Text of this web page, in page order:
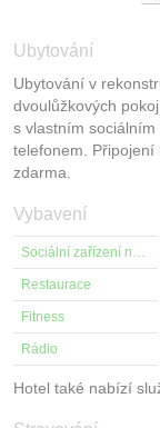
Ubytování
Ubytování v
dvoulůžkových
s vlastním
telefonem. Připojení
zdarma.
Vybavení
Sociální zařízení na pokoji
Restaurace
Fitness
Rádio
Hotel také nabízí